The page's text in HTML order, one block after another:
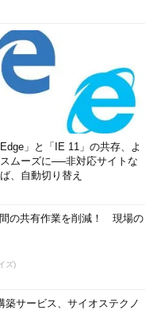
Edge」と「IE 11」の共存、よ
ムーズに──非対応サイトな
、自動切り替え
の共有作業を削減！ 現場の
ズ)
築サービス、サイオステクノ